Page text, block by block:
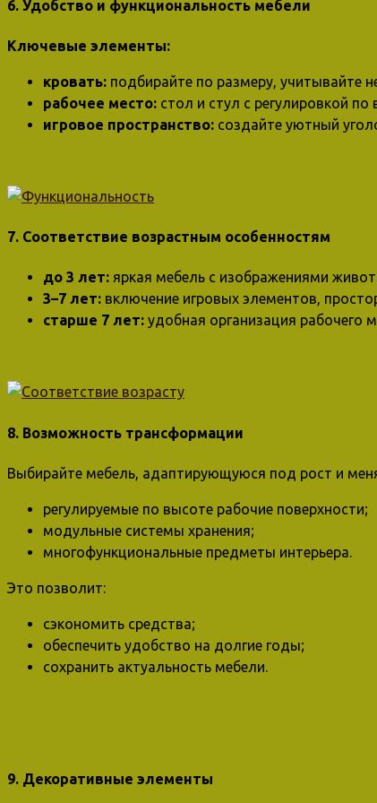
6. Удобство и функциональность мебели
Ключевые элементы:
кровать: подбирайте по размеру, учитывайте
рабочее место: стол и стул с регулировкой
игровое пространство: создайте уютный
7. Соответствие возрастным особенностям
до 3 лет: яркая мебель с изображениями
3–7 лет: включение игровых элементов,
старше 7 лет: удобная организация рабочего
8. Возможность трансформации
Выбирайте мебель, адаптирующуюся под рост и
регулируемые по высоте рабочие поверхности;
модульные системы хранения;
многофункциональные предметы интерьера.
Это позволит:
сэкономить средства;
обеспечить удобство на долгие годы;
сохранить актуальность мебели.
9. Декоративные элементы